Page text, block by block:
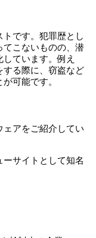
トです。犯罪歴とし
てこないものの、潜
ています。例え
する際に、窃盗など
可能です。
ェアをご紹介してい
サイトとして知名